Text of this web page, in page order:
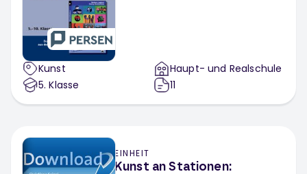
Kunst
5. Klasse
Haupt- und Realschule
11
EINHEIT
Kunst an Stationen: